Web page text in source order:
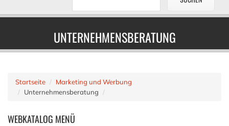
UNTERNEHMENSBERATUNG
Startseite
Marketing und Werbung
Unternehmensberatung
WEBKATALOG MENÜ